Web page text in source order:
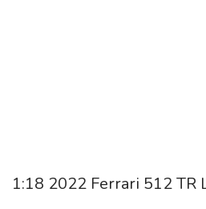
1:18 2022 Ferrari 512 TR